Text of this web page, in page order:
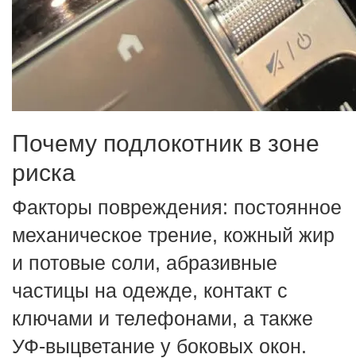
Почему подлокотник в зоне
риска
Факторы повреждения: постоянное
механическое трение, кожный жир
и потовые соли, абразивные
частицы на одежде, контакт с
ключами и телефонами, а также
УФ‑выцветание у боковых окон.